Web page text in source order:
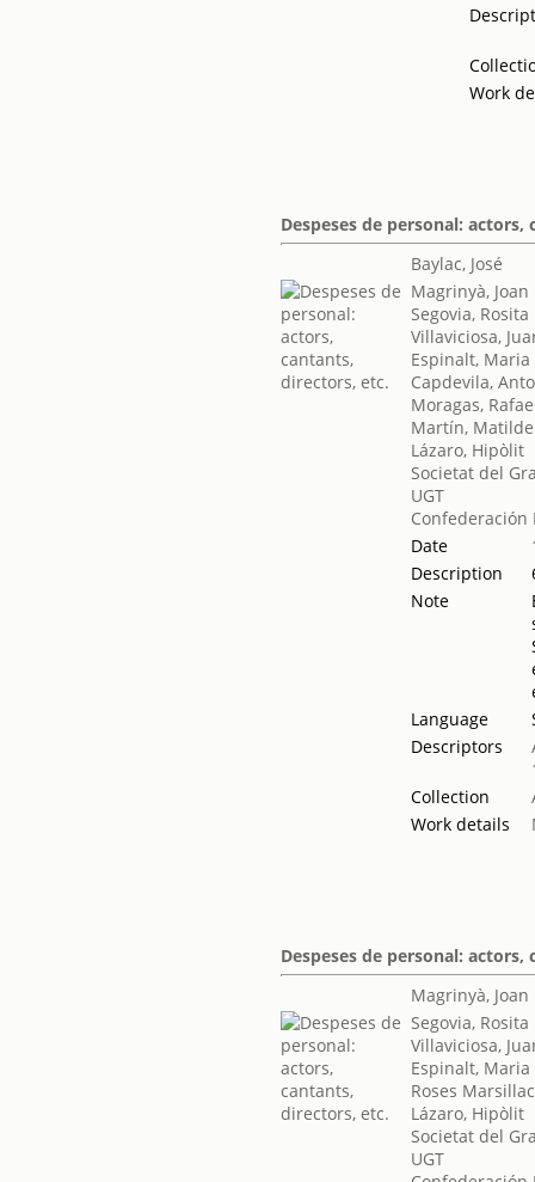
Work
Despeses de personal:
Baylac, José
Magrinyà, Joan
Segovia, Rosita
Villaviciosa,
Espinalt, Maria
Capdevila,
Moragas,
Martín, Matilde
Lázaro, Hipòlit
Societat del
UGT
Date
Description
Note
Language
Descriptors
Collection
Work details
Despeses de personal:
Magrinyà, Joan
Segovia, Rosita
Villaviciosa,
Espinalt, Maria
Roses
Lázaro, Hipòlit
Societat del
UGT